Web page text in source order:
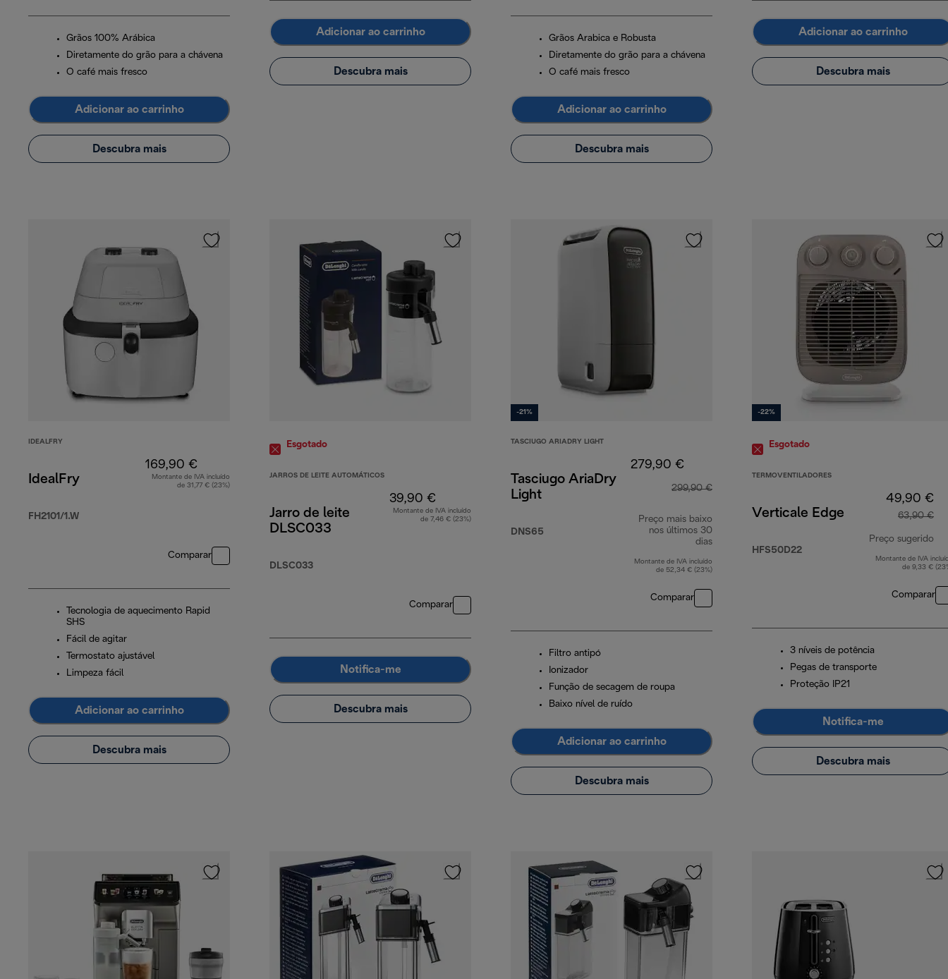
Grãos 100% Arábica
Diretamente do grão para a chávena
O café mais fresco
Adicionar ao carrinho
Descubra mais
Adicionar ao carrinho
Descubra mais
Grãos Arabica e Robusta
Diretamente do grão para a chávena
O café mais fresco
Adicionar ao carrinho
Descubra mais
Adicionar ao carrinho
Descubra mais
IDEALFRY
IdealFry
FH2101/1.W
169,90 €
Montante de IVA incluído
de 31,77 € (23%)
Comparar
Tecnologia de aquecimento Rapid
SHS
Fácil de agitar
Termostato ajustável
Limpeza fácil
Adicionar ao carrinho
Descubra mais
Esgotado
JARROS DE LEITE AUTOMÁTICOS
Jarro de leite
DLSC033
DLSC033
39,90 €
Montante de IVA incluído
de 7,46 € (23%)
Comparar
Notifica-me
Descubra mais
-21%
TASCIUGO ARIADRY LIGHT
Tasciugo AriaDry
Light
DNS65
279,90 €
299,90 €
Preço mais baixo
nos últimos 30
dias
Montante de IVA incluído
de 52,34 € (23%)
Comparar
Filtro antipó
Ionizador
Função de secagem de roupa
Baixo nível de ruído
Adicionar ao carrinho
Descubra mais
-22%
Esgotado
TERMOVENTILADORES
Verticale Edge
HFS50D22
49,90 €
63,90 €
Preço sugerido
Montante de IVA
de 9,33 €
Comparar
3 níveis de potência
Pegas de transporte
Proteção IP21
Notifica-me
Descubra mais